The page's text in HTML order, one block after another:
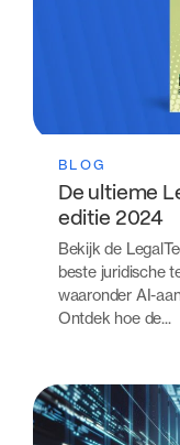
BLOG
De ultieme
editie 2024
Bekijk de
beste juridische
waaronder AI-
Ontdek hoe de...